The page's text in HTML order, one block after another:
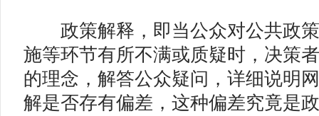
政策解释，即当公众对公共政策
施等环节有所不满或质疑时，决策
的理念，解答公众疑问，详细说明
解是否存有偏差，这种偏差究竟是